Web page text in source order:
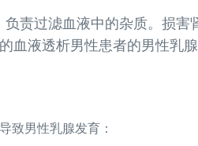
责过滤血液中的杂质。损害
血液透析男性患者的男性乳腺
致男性乳腺发育：